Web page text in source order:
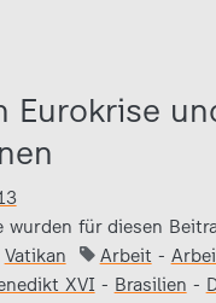
Eurokrise
wurden für diesen
Vatikan Arbeit -
XVI - Brasilien -